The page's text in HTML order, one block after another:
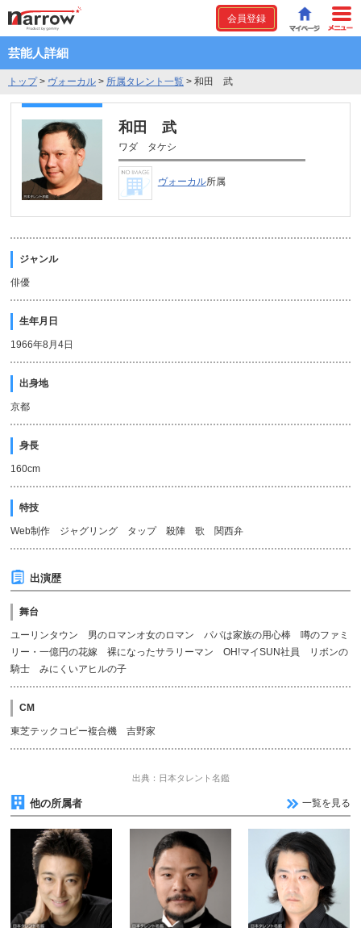
会員登録
芸能人詳細
トップ> ヴォーカル > 所属タレント一覧 > 和田 武
和田 武
ワダ タケシ
ヴォーカル所属
ジャンル
俳優
生年月日
1966年8月4日
出身地
京都
身長
160cm
特技
Web制作 ジャグリング タップ 殺陣 歌 関西弁
出演歴
舞台
ユーリンタウン 男のロマンオ女のロマン パパは家族の用心棒 噂のファミ
リー・一億円の花嫁 裸になったサラリーマン OH!マイSUN社員 リボンの
騎士 みにくいアヒルの子
CM
東芝テックコピー複合機 吉野家
出典：日本タレント名鑑
他の所属者 一覧を見る